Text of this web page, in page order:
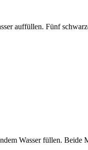
auffüllen. Fünf
Wasser füllen.